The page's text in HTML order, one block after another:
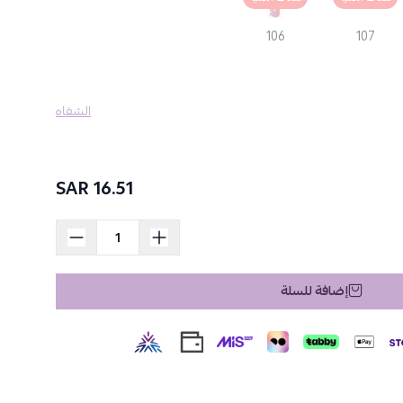
المميزة الأخرى.
107
106
الشفاه
16.51 SAR
إضافة للسلة